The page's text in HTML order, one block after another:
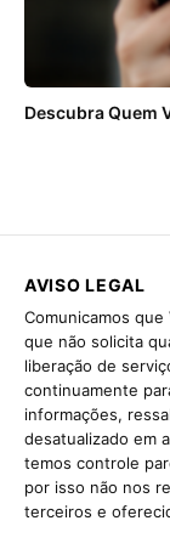
Descubra Quem
AVISO LEGAL
Comunicamos que
que não solicita
liberação de
continuamente
informações,
desatualizado em
temos controle
por isso não nos
terceiros e